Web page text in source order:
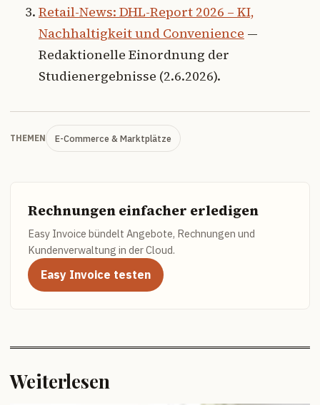
Retail-News: DHL-Report 2026 – KI,
Nachhaltigkeit und Convenience —
Redaktionelle Einordnung der
Studienergebnisse (2.6.2026).
THEMEN E-Commerce & Marktplätze
Rechnungen einfacher erledigen
Easy Invoice bündelt Angebote, Rechnungen und
Kundenverwaltung in der Cloud.
Easy Invoice testen
Weiterlesen